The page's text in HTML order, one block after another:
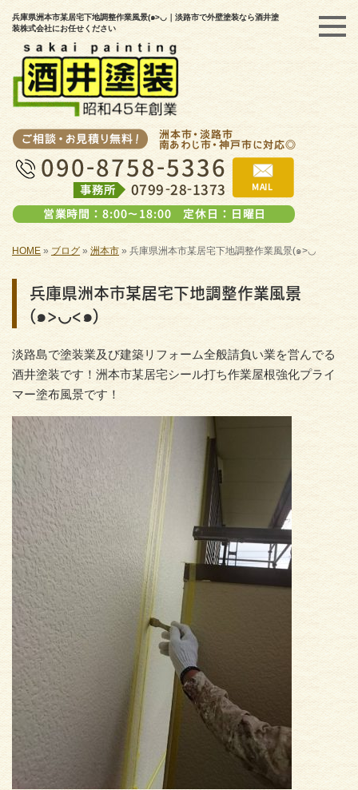
兵庫県洲本市某居宅下地調整作業風景(๑>◡｜淡路市で外壁塗装なら酒井塗
装株式会社にお任せください
HOME » ブログ» 洲本市 » 兵庫県洲本市某居宅下地調整作業風景(๑>◡
兵庫県洲本市某居宅下地調整作業風景
(๑>◡<๑)
淡路島で塗装業及び建築リフォーム全般請負い業を営んでる
酒井塗装です！洲本市某居宅シール打ち作業屋根強化プライ
マー塗布風景です！